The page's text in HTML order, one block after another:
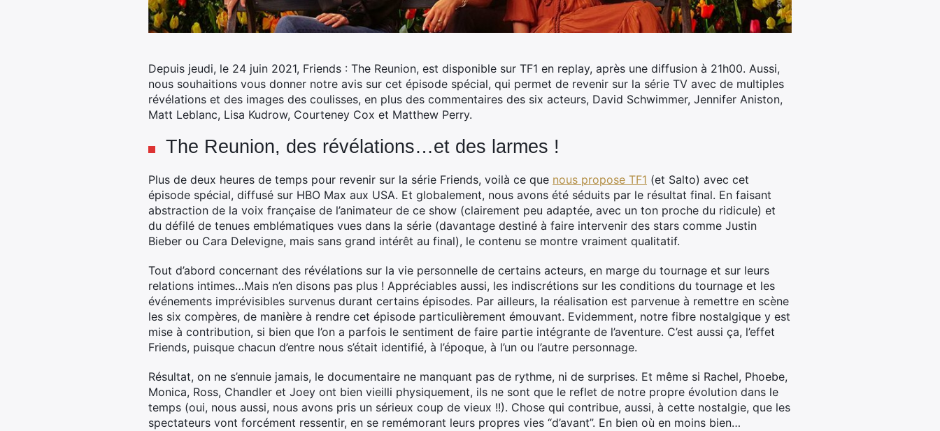
Depuis jeudi, le 24 juin 2021, Friends : The Reunion, est disponible sur TF1 en replay, après une diffusion à 21h00. Aussi,
nous souhaitions vous donner notre avis sur cet épisode spécial, qui permet de revenir sur la série TV avec de multiples
révélations et des images des coulisses, en plus des commentaires des six acteurs, David Schwimmer, Jennifer Aniston,
Matt Leblanc, Lisa Kudrow, Courteney Cox et Matthew Perry.
The Reunion, des révélations…et des larmes !
Plus de deux heures de temps pour revenir sur la série Friends, voilà ce que nous propose TF1 (et Salto) avec cet
épisode spécial, diffusé sur HBO Max aux USA. Et globalement, nous avons été séduits par le résultat final. En faisant
abstraction de la voix française de l’animateur de ce show (clairement peu adaptée, avec un ton proche du ridicule) et
du défilé de tenues emblématiques vues dans la série (davantage destiné à faire intervenir des stars comme Justin
Bieber ou Cara Delevigne, mais sans grand intérêt au final), le contenu se montre vraiment qualitatif.
Tout d’abord concernant des révélations sur la vie personnelle de certains acteurs, en marge du tournage et sur leurs
relations intimes…Mais n’en disons pas plus ! Appréciables aussi, les indiscrétions sur les conditions du tournage et les
événements imprévisibles survenus durant certains épisodes. Par ailleurs, la réalisation est parvenue à remettre en scène
les six compères, de manière à rendre cet épisode particulièrement émouvant. Evidemment, notre fibre nostalgique y est
mise à contribution, si bien que l’on a parfois le sentiment de faire partie intégrante de l’aventure. C’est aussi ça, l’effet
Friends, puisque chacun d’entre nous s’était identifié, à l’époque, à l’un ou l’autre personnage.
Résultat, on ne s’ennuie jamais, le documentaire ne manquant pas de rythme, ni de surprises. Et même si Rachel, Phoebe,
Monica, Ross, Chandler et Joey ont bien vieilli physiquement, ils ne sont que le reflet de notre propre évolution dans le
temps (oui, nous aussi, nous avons pris un sérieux coup de vieux !!). Chose qui contribue, aussi, à cette nostalgie, que les
spectateurs vont forcément ressentir, en se remémorant leurs propres vies “d’avant”. En bien où en moins bien…